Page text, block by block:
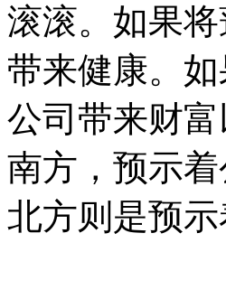
滚滚。如果
带来健康。
公司带来财
南方，预示
北方则是预